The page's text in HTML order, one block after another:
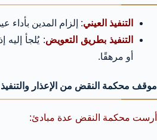
التنفيذ العيني: إلزام المدين بأداء
التنفيذ بطريق التعويض: يُلجأ إليه
أو مرهقًا.
موقف محكمة النقض من الإعذار والتنفيذ
أرست محكمة النقض عدة مبادئ: